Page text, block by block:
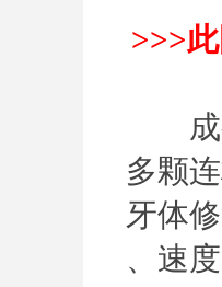
>>>
成都
多颗
牙体
、速